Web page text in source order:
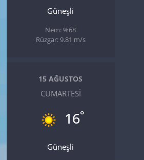
Güneşli
Nem: %68
Rüzgar: 9.81 m/s
15 AĞUSTOS
CUMARTESI
16°
Güneşli